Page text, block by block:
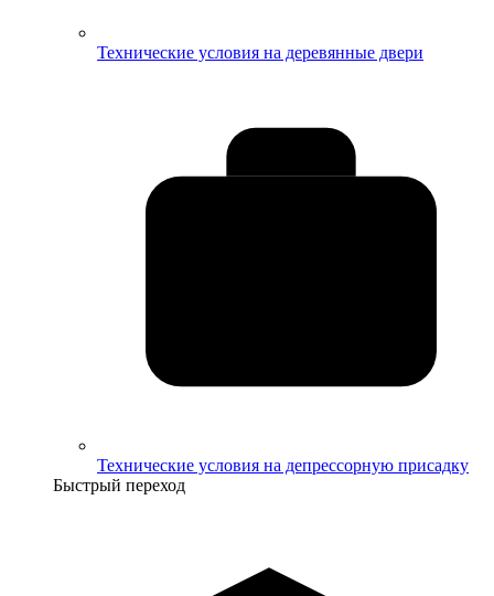
Технические условия на деревянные двери
Технические условия на депрессорную присадку
Быстрый переход